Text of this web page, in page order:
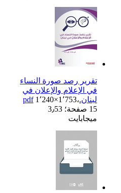
تقرير رصد صورة النساء
في الإعلام والإعلان في
لبنان.pdf1٬240×1٬753،
15 صفحة؛ 3٫53
ميجابايت